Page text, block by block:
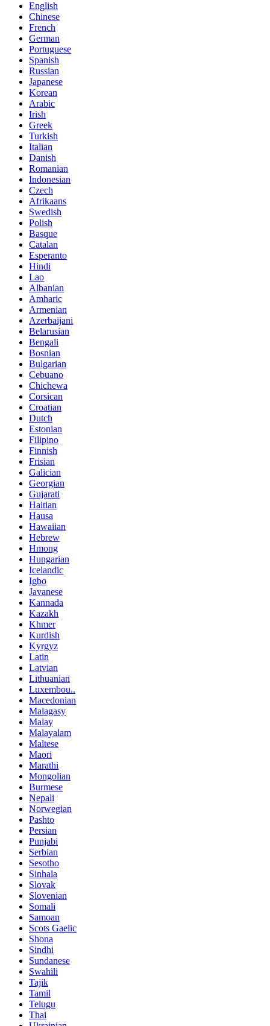
English
Chinese
French
German
Portuguese
Spanish
Russian
Japanese
Korean
Arabic
Irish
Greek
Turkish
Italian
Danish
Romanian
Indonesian
Czech
Afrikaans
Swedish
Polish
Basque
Catalan
Esperanto
Hindi
Lao
Albanian
Amharic
Armenian
Azerbaijani
Belarusian
Bengali
Bosnian
Bulgarian
Cebuano
Chichewa
Corsican
Croatian
Dutch
Estonian
Filipino
Finnish
Frisian
Galician
Georgian
Gujarati
Haitian
Hausa
Hawaiian
Hebrew
Hmong
Hungarian
Icelandic
Igbo
Javanese
Kannada
Kazakh
Khmer
Kurdish
Kyrgyz
Latin
Latvian
Lithuanian
Luxembou..
Macedonian
Malagasy
Malay
Malayalam
Maltese
Maori
Marathi
Mongolian
Burmese
Nepali
Norwegian
Pashto
Persian
Punjabi
Serbian
Sesotho
Sinhala
Slovak
Slovenian
Somali
Samoan
Scots Gaelic
Shona
Sindhi
Sundanese
Swahili
Tajik
Tamil
Telugu
Thai